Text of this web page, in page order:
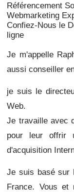
Référencement
Webmarketing
Confiez-Nous le
ligne
Je m'appelle
aussi conseiller
je suis le
Web.
Je travaille avec
pour leur offrir
d'acquisition
Je suis basé sur
France. Vous et